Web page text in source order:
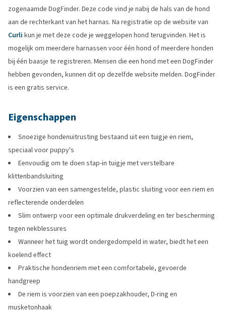
zogenaamde DogFinder. Deze code vind je nabij de hals van de hond
aan de rechterkant van het harnas. Na registratie op de website van
Curli kun je met deze code je weggelopen hond terugvinden. Het is
mogelijk om meerdere harnassen voor één hond of meerdere honden
bij één baasje te registreren. Mensen die een hond met een DogFinder
hebben gevonden, kunnen dit op dezelfde website melden. DogFinder
is een gratis service.
Eigenschappen
Snoezige hondenuitrusting bestaand uit een tuigje en riem,
speciaal voor puppy's
Eenvoudig om te doen stap-in tuigje met verstelbare
klittenbandsluiting
Voorzien van een samengestelde, plastic sluiting voor een riem en
reflecterende onderdelen
Slim ontwerp voor een optimale drukverdeling en ter bescherming
tegen nekblessures
Wanneer het tuig wordt ondergedompeld in water, biedt het een
koelend effect
Praktische hondenriem met een comfortabele, gevoerde
handgreep
De riem is voorzien van een poepzakhouder, D-ring en
musketonhaak